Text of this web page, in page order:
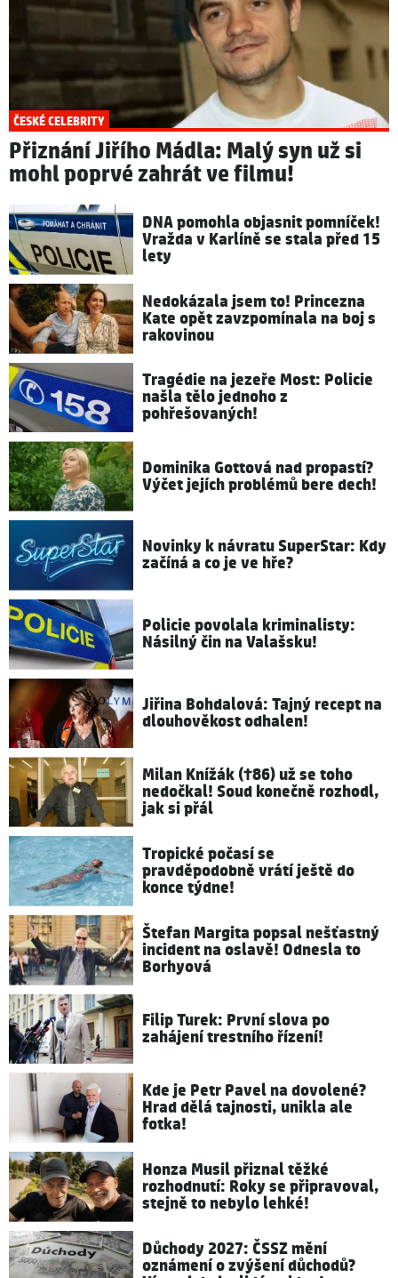
ČESKÉ CELEBRITY
Přiznání Jiřího Mádla: Malý syn už si
mohl poprvé zahrát ve filmu!
DNA pomohla objasnit pomníček!
Vražda v Karlíně se stala před 15
lety
Nedokázala jsem to! Princezna
Kate opět zavzpomínala na boj s
rakovinou
Tragédie na jezeře Most: Policie
našla tělo jednoho z
pohřešovaných!
Dominika Gottová nad propastí?
Výčet jejích problémů bere dech!
Novinky k návratu SuperStar: Kdy
začíná a co je ve hře?
Policie povolala kriminalisty:
Násilný čin na Valašsku!
Jiřina Bohdalová: Tajný recept na
dlouhověkost odhalen!
Milan Knížák (†86) už se toho
nedočkal! Soud konečně rozhodl,
jak si přál
Tropické počasí se
pravděpodobně vrátí ještě do
konce týdne!
Štefan Margita popsal nešťastný
incident na oslavě! Odnesla to
Borhyová
Filip Turek: První slova po
zahájení trestního řízení!
Kde je Petr Pavel na dovolené?
Hrad dělá tajnosti, unikla ale
fotka!
Honza Musil přiznal těžké
rozhodnutí: Roky se připravoval,
stejně to nebylo lehké!
Důchody 2027: ČSSZ mění
oznámení o zvýšení důchodů?